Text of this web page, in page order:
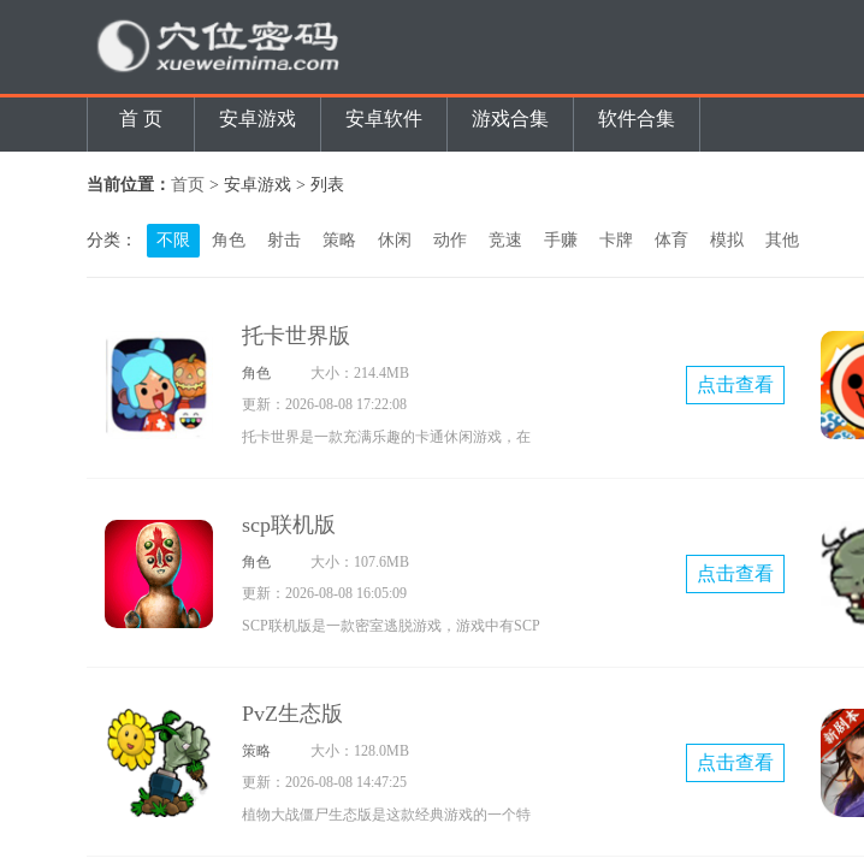
首 页 安卓游戏 安卓软件 游戏合集 软件合集
当前位置： 首页 > 安卓游戏 > 列表
分类： 不限 角色 射击 策略 休闲 动作 竞速 手赚 卡牌 体育 模拟 其他
托卡世界版
角色
大小：214.4MB
更新：2026-08-08 17:22:08
托卡世界是一款充满乐趣的卡通休闲游戏，在
的故事发生在一个缤纷多彩的动漫世界，采用
了鲜明的漫画风格，玩家可以和五百多个可互
动角色互动，还能探索三百多个不同的地点。
点击查看
scp联机版
角色
大小：107.6MB
更新：2026-08-08 16:05:09
SCP联机版是一款密室逃脱游戏，游戏中有SCP
阵营进行扮演，在联机模式下，你将与其他三
名玩家一同在广阔的地图中展开冒险与生存挑
战。这款游戏的核心设计理念，就是希望能让
点击查看
PvZ生态版
策略
大小：128.0MB
更新：2026-08-08 14:47:25
植物大战僵尸生态版是这款经典游戏的一个特
点击查看